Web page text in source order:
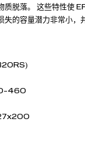
质脱落。 这些特性使
的容量潜力非常小，
460